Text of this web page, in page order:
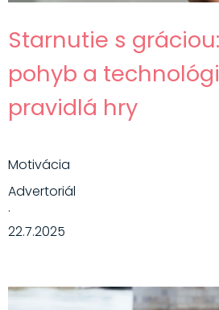
Starnutie s
pohyb a
pravidlá hry
Motivácia
Advertoriál
·
22.7.2025